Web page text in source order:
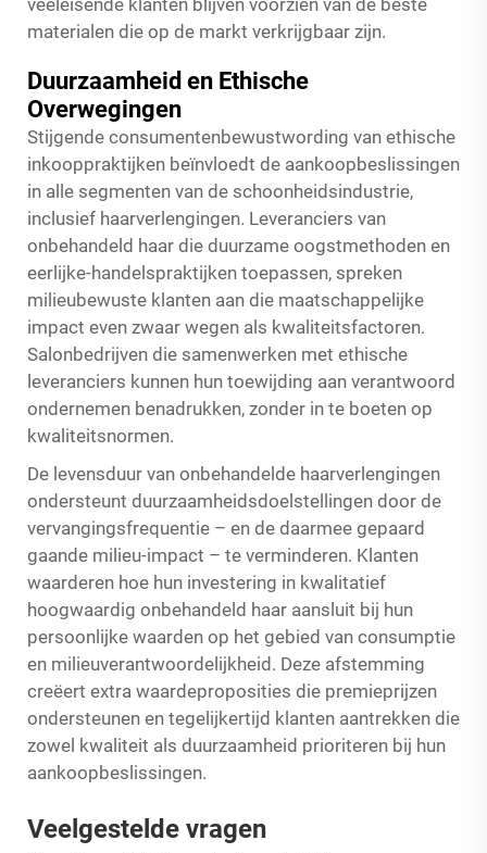
veeleisende klanten blijven voorzien van de beste
materialen die op de markt verkrijgbaar zijn.
Duurzaamheid en Ethische
Overwegingen
Stijgende consumentenbewustwording van ethische
inkooppraktijken beïnvloedt de aankoopbeslissingen
in alle segmenten van de schoonheidsindustrie,
inclusief haarverlengingen. Leveranciers van
onbehandeld haar die duurzame oogstmethoden en
eerlijke-handelspraktijken toepassen, spreken
milieubewuste klanten aan die maatschappelijke
impact even zwaar wegen als kwaliteitsfactoren.
Salonbedrijven die samenwerken met ethische
leveranciers kunnen hun toewijding aan verantwoord
ondernemen benadrukken, zonder in te boeten op
kwaliteitsnormen.
De levensduur van onbehandelde haarverlengingen
ondersteunt duurzaamheidsdoelstellingen door de
vervangingsfrequentie – en de daarmee gepaard
gaande milieu-impact – te verminderen. Klanten
waarderen hoe hun investering in kwalitatief
hoogwaardig onbehandeld haar aansluit bij hun
persoonlijke waarden op het gebied van consumptie
en milieuverantwoordelijkheid. Deze afstemming
creëert extra waardeproposities die premieprijzen
ondersteunen en tegelijkertijd klanten aantrekken die
zowel kwaliteit als duurzaamheid prioriteren bij hun
aankoopbeslissingen.
Veelgestelde vragen